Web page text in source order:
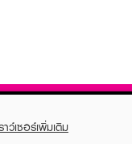
ว์เซอร์เพิ่มเติม